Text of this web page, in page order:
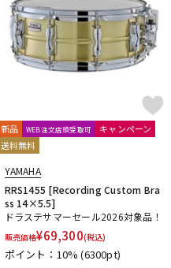
新品 WEB注文店頭受取可
キャンペーン
送料無料
YAMAHA
RRS1455 [Recording Custom Bra
ss 14×5.5]
ドラステサマーセール2026対象品！
販売価格¥69,300(税込)
ポイント：10%(6300pt)